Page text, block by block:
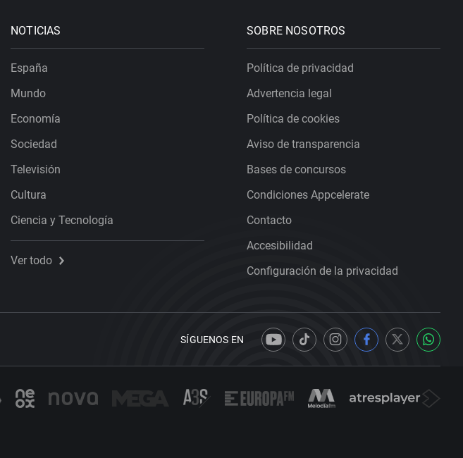
NOTICIAS
España
Mundo
Economía
Sociedad
Televisión
Cultura
Ciencia y Tecnología
Ver todo
SOBRE NOSOTROS
Política de privacidad
Advertencia legal
Política de cookies
Aviso de transparencia
Bases de concursos
Condiciones Appcelerate
Contacto
Accesibilidad
Configuración de la privacidad
SÍGUENOS EN